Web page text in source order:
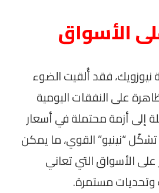
الأسواق
فقد أُلقيت الضوء
على النفقات اليومية
إلى أزمة محتملة في أسعار
تشكّل “نينيو” القوي، ما يمكن
الأسواق التي تعاني
وتحديات مستمرة.